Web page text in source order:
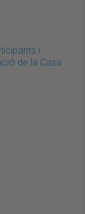
i
de la Casa